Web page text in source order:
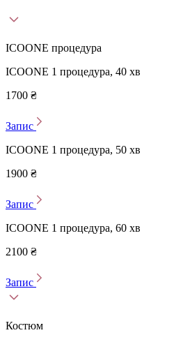
ICOONE процедура
ICOONE 1 процедура, 40 хв
1700 ₴
Запис
ICOONE 1 процедура, 50 хв
1900 ₴
Запис
ICOONE 1 процедура, 60 хв
2100 ₴
Запис
Костюм